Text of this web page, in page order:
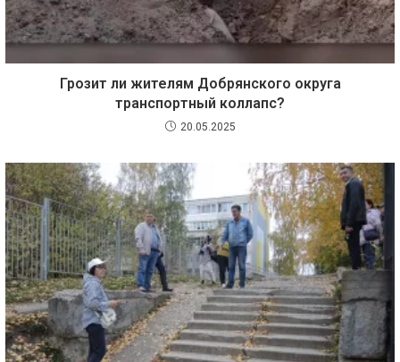
Грозит ли жителям Добрянского округа
транспортный коллапс?
20.05.2025